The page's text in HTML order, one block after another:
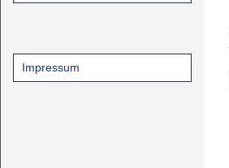
Impressum